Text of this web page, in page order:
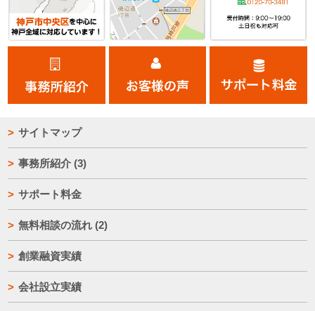
サイトマップ
事務所紹介 (3)
サポート料金
無料相談の流れ (2)
創業融資実績
会社設立実績